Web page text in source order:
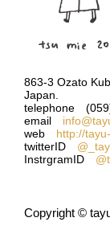
863-3 Ozato
Japan.
telephone
email
web http://
twitterID
InstrgramID
Copyright ©